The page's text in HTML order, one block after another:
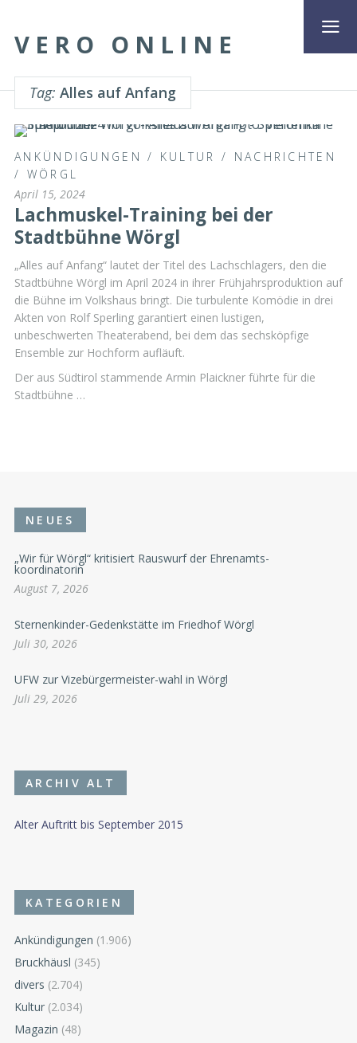
VERO ONLINE
Tag: Alles auf Anfang
ANKÜNDIGUNGEN / KULTUR / NACHRICHTEN
/ WÖRGL
April 15, 2024
Lachmuskel-Training bei der
Stadtbühne Wörgl
„Alles auf Anfang“ lautet der Titel des Lachschlagers, den die
Stadtbühne Wörgl im April 2024 in ihrer Frühjahrsproduktion auf
die Bühne im Volkshaus bringt. Die turbulente Komödie in drei
Akten von Rolf Sperling garantiert einen lustigen,
unbeschwerten Theaterabend, bei dem das sechsköpfige
Ensemble zur Hochform aufläuft.
Der aus Südtirol stammende Armin Plaickner führte für die
Stadtbühne …
NEUES
„Wir für Wörgl“ kritisiert Rauswurf der Ehrenamts-
koordinatorin
August 7, 2026
Sternenkinder-Gedenkstätte im Friedhof Wörgl
Juli 30, 2026
UFW zur Vizebürgermeister-wahl in Wörgl
Juli 29, 2026
ARCHIV ALT
Alter Auftritt bis September 2015
KATEGORIEN
Ankündigungen (1.906)
Bruckhäusl (345)
divers (2.704)
Kultur (2.034)
Magazin (48)